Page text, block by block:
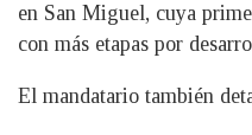
en San Miguel, cuya
con más etapas por
El mandatario también